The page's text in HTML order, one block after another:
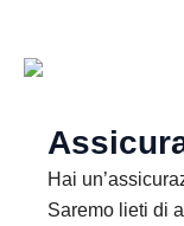
Hai
Saremo lieti di